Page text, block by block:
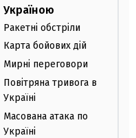
Україною
Ракетні обстріли
Карта бойових дій
Мирні переговори
Повітряна тривога в
Україні
Масована атака по
Україні